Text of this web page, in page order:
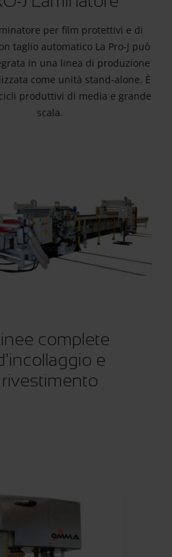
per film protettivi e di
taglio automatico La Pro-J può
in una linea di produzione
come unità stand-alone. È
produttivi di media e grande
scala.
complete
e
rivestimento